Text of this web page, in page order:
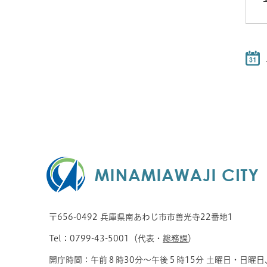
〒656-0492 兵庫県南あわじ市市善光寺22番地1
Tel：0799-43-5001（代表・ 総務課）
開庁時間：午前８時30分～午後５時15分 土曜日・日曜